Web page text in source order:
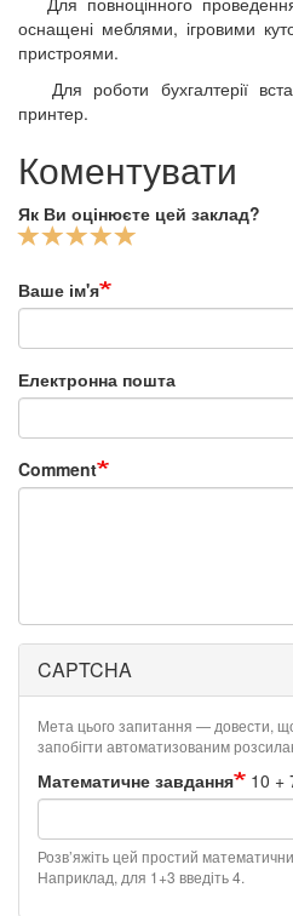
оснащені меблями, ігровими
пристроями.
Для роботи бухгалтерії
принтер.
Коментувати
Як Ви оцінюєте цей заклад?
Ваше ім'я
Електронна пошта
Comment
CAPTCHA
Мета цього запитання — довести,
запобігти автоматизованим
Математичне завдання 10 +
Розв’яжіть цей простий
Наприклад, для 1+3 введіть 4.